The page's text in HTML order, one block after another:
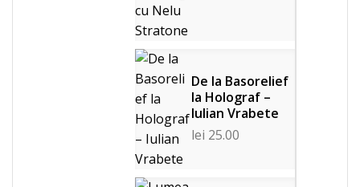
De la Basorelief
la Holograf –
Iulian Vrabete
lei 25.00